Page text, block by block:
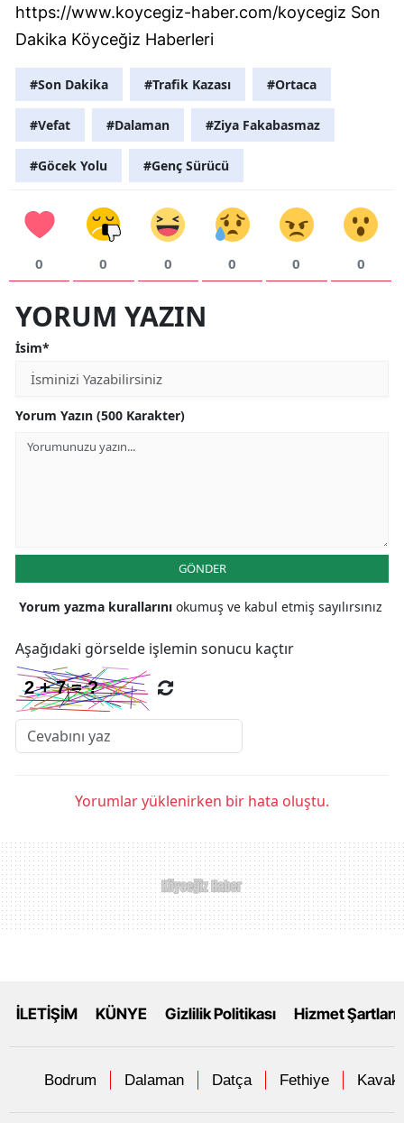
https://www.koycegiz-haber.com/koycegiz Son
Dakika Köyceğiz Haberleri
#Son Dakika #Trafik Kazası #Ortaca
#Vefat #Dalaman #Ziya Fakabasmaz
#Göcek Yolu #Genç Sürücü
0 0 0 0 0 0
YORUM YAZIN
İsim*
Yorum Yazın (500 Karakter)
GÖNDER
Yorum yazma kurallarını okumuş ve kabul etmiş sayılırsınız
Aşağıdaki görselde işlemin sonucu kaçtır
Yorumlar yüklenirken bir hata oluştu.
İLETİŞİM KÜNYE Gizlilik Politikası Hizmet Şartları
Bodrum Dalaman Datça Fethiye